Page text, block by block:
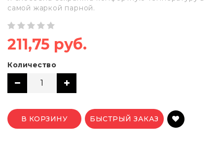
самой жаркой парной.
211,75 руб.
Количество
В КОРЗИНУ БЫСТРЫЙ ЗАКАЗ